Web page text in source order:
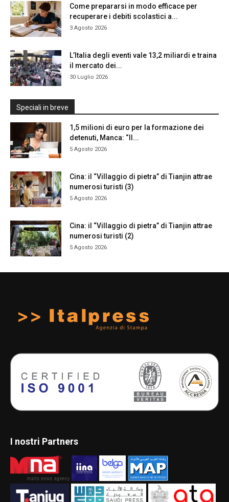
Come prepararsi in modo efficace per
recuperare i debiti scolastici a...
3 Agosto 2026
L’Italia degli eventi vale 13,2 miliardi e traina
il mercato dei...
30 Luglio 2026
Speciali in breve
1,5 milioni di euro per la formazione dei
detenuti, Manca: “Il...
5 Agosto 2026
Cina: il “Villaggio di pietra” di Tianjin attrae
numerosi turisti (3)
5 Agosto 2026
Cina: il “Villaggio di pietra” di Tianjin attrae
numerosi turisti (2)
5 Agosto 2026
I nostri Partners